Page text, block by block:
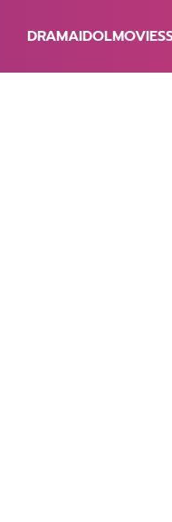
DRAMAIDOLMOVIES